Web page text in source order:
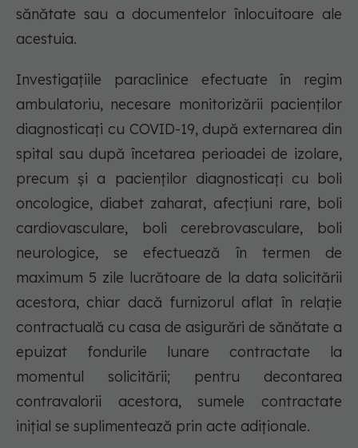
sănătate sau a documentelor înlocuitoare ale
acestuia.
Investigațiile paraclinice efectuate în regim
ambulatoriu, necesare monitorizării pacienților
diagnosticați cu COVID-19, după externarea din
spital sau după încetarea perioadei de izolare,
precum și a pacienților diagnosticați cu boli
oncologice, diabet zaharat, afecțiuni rare, boli
cardiovasculare, boli cerebrovasculare, boli
neurologice, se efectuează în termen de
maximum 5 zile lucrătoare de la data solicitării
acestora, chiar dacă furnizorul aflat în relație
contractuală cu casa de asigurări de sănătate a
epuizat fondurile lunare contractate la
momentul solicitării; pentru decontarea
contravalorii acestora, sumele contractate
inițial se suplimentează prin acte adiționale.